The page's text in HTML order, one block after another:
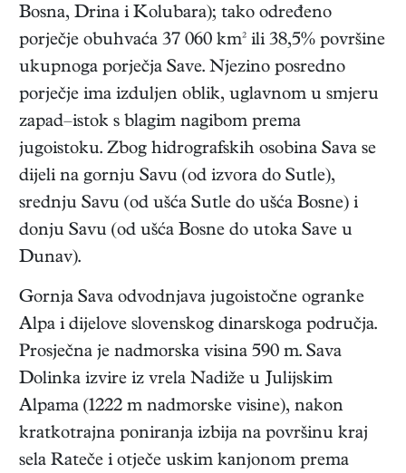
Bosna, Drina i Kolubara); tako određeno
porječje obuhvaća 37 060 km² ili 38,5% površine
ukupnoga porječja Save. Njezino posredno
porječje ima izduljen oblik, uglavnom u smjeru
zapad–istok s blagim nagibom prema
jugoistoku. Zbog hidrografskih osobina Sava se
dijeli na gornju Savu (od izvora do Sutle),
srednju Savu (od ušća Sutle do ušća Bosne) i
donju Savu (od ušća Bosne do utoka Save u
Dunav).
Gornja Sava odvodnjava jugoistočne ogranke
Alpa i dijelove slovenskog dinarskoga područja.
Prosječna je nadmorska visina 590 m. Sava
Dolinka izvire iz vrela Nadiže u Julijskim
Alpama (1222 m nadmorske visine), nakon
kratkotrajna poniranja izbija na površinu kraj
sela Rateče i otječe uskim kanjonom prema